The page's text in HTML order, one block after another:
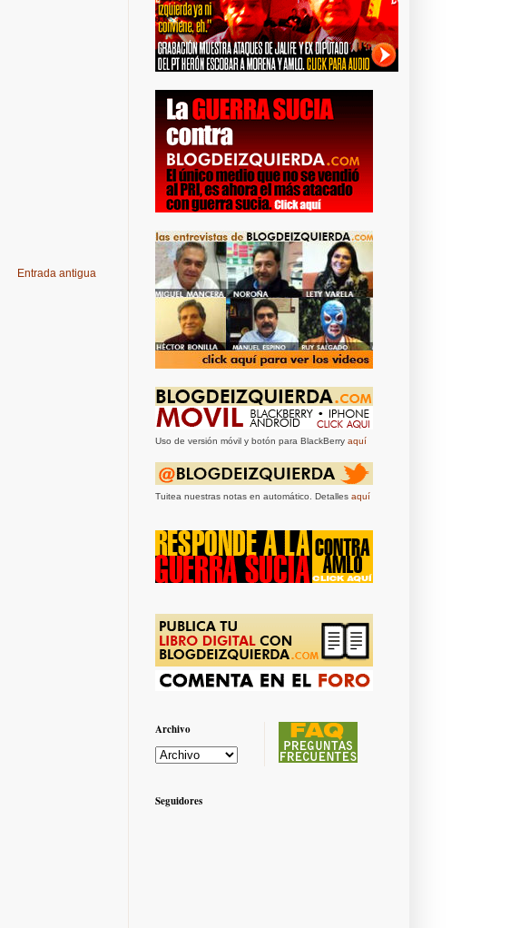
Entrada antigua
Uso de versión móvil y botón para BlackBerry aquí
Tuitea nuestras notas en automático. Detalles aquí
Archivo
Seguidores